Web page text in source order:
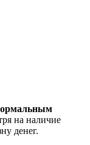
на наличие
денег.